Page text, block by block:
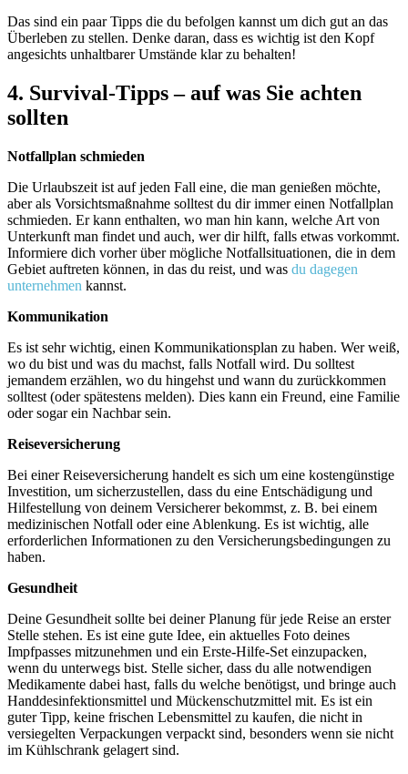
Das sind ein paar Tipps die du befolgen kannst um dich gut an das
Überleben zu stellen. Denke daran, dass es wichtig ist den Kopf
angesichts unhaltbarer Umstände klar zu behalten!
4. Survival-Tipps – auf was Sie achten
sollten
Notfallplan schmieden
Die Urlaubszeit ist auf jeden Fall eine, die man genießen möchte,
aber als Vorsichtsmaßnahme solltest du dir immer einen Notfallplan
schmieden. Er kann enthalten, wo man hin kann, welche Art von
Unterkunft man findet und auch, wer dir hilft, falls etwas vorkommt.
Informiere dich vorher über mögliche Notfallsituationen, die in dem
Gebiet auftreten können, in das du reist, und was du dagegen
unternehmen kannst.
Kommunikation
Es ist sehr wichtig, einen Kommunikationsplan zu haben. Wer weiß,
wo du bist und was du machst, falls Notfall wird. Du solltest
jemandem erzählen, wo du hingehst und wann du zurückkommen
solltest (oder spätestens melden). Dies kann ein Freund, eine Familie
oder sogar ein Nachbar sein.
Reiseversicherung
Bei einer Reiseversicherung handelt es sich um eine kostengünstige
Investition, um sicherzustellen, dass du eine Entschädigung und
Hilfestellung von deinem Versicherer bekommst, z. B. bei einem
medizinischen Notfall oder eine Ablenkung. Es ist wichtig, alle
erforderlichen Informationen zu den Versicherungsbedingungen zu
haben.
Gesundheit
Deine Gesundheit sollte bei deiner Planung für jede Reise an erster
Stelle stehen. Es ist eine gute Idee, ein aktuelles Foto deines
Impfpasses mitzunehmen und ein Erste-Hilfe-Set einzupacken,
wenn du unterwegs bist. Stelle sicher, dass du alle notwendigen
Medikamente dabei hast, falls du welche benötigst, und bringe auch
Handdesinfektionsmittel und Mückenschutzmittel mit. Es ist ein
guter Tipp, keine frischen Lebensmittel zu kaufen, die nicht in
versiegelten Verpackungen verpackt sind, besonders wenn sie nicht
im Kühlschrank gelagert sind.